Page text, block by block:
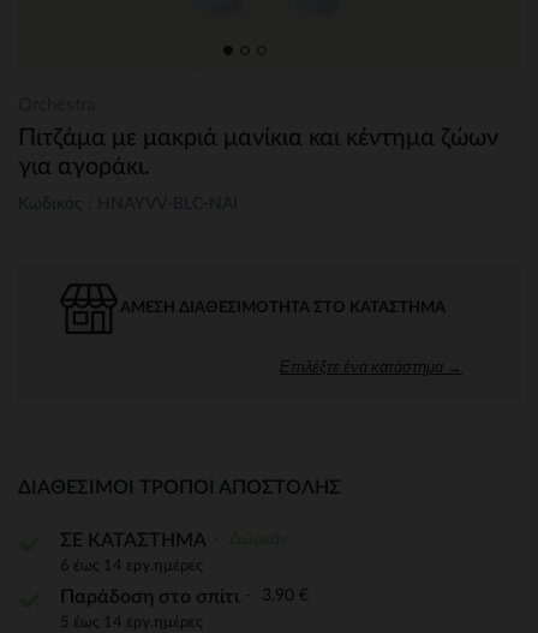
Πιτζάμα με μακριά μανίκια και κέντημα ζώων
για αγοράκι.
ΆΜΕΣΗ ΔΙΑΘΕΣΙΜΌΤΗΤΑ ΣΤΟ ΚΑΤΆΣΤΗΜΑ
Επιλέξτε ένα κατάστημα →
ΔΙΑΘΈΣΙΜΟΙ ΤΡΌΠΟΙ ΑΠΟΣΤΟΛΉΣ
ΣΕ ΚΑΤΑΣΤΗΜΑ
6 έως 14 εργ.ημέρες
Παράδοση στο σπίτι 3,90 €
5 έως 14 εργ.ημέρες